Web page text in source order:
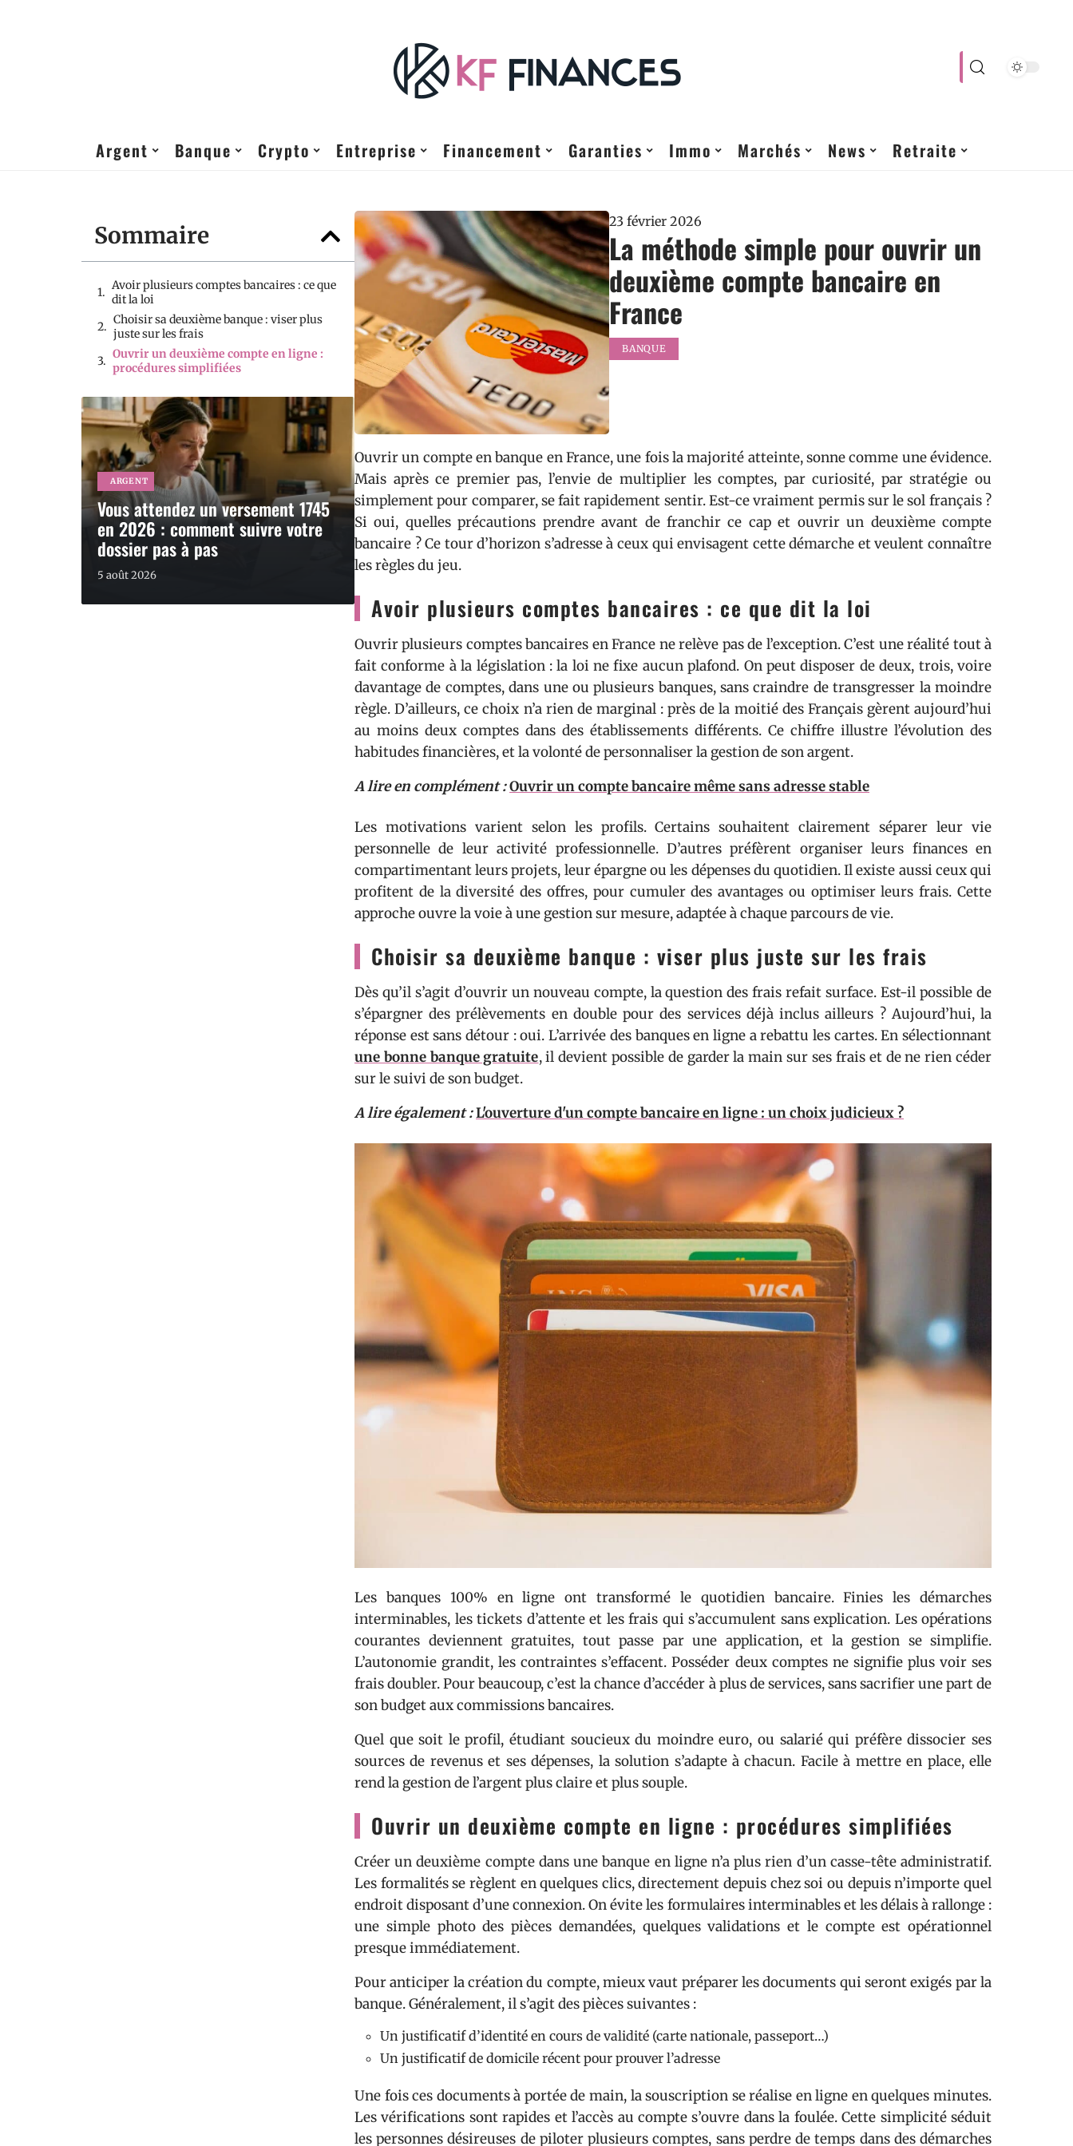
Argent Banque Crypto Entreprise Financement Garanties Immo Marchés News Retraite
Sommaire
Avoir plusieurs comptes bancaires : ce que
dit la loi
Choisir sa deuxième banque : viser plus
juste sur les frais
Ouvrir un deuxième compte en ligne :
procédures simplifiées
ARGENT
Vous attendez un versement 1745
en 2026 : comment suivre votre
dossier pas à pas
5 août 2026
23 février 2026
La méthode simple pour ouvrir un
deuxième compte bancaire en
France
BANQUE
Ouvrir un compte en banque en France, une fois la majorité atteinte, sonne comme une évidence.
Mais après ce premier pas, l’envie de multiplier les comptes, par curiosité, par stratégie ou
simplement pour comparer, se fait rapidement sentir. Est-ce vraiment permis sur le sol français ?
Si oui, quelles précautions prendre avant de franchir ce cap et ouvrir un deuxième compte
bancaire ? Ce tour d’horizon s’adresse à ceux qui envisagent cette démarche et veulent connaître
les règles du jeu.
Avoir plusieurs comptes bancaires : ce que dit la loi
Ouvrir plusieurs comptes bancaires en France ne relève pas de l’exception. C’est une réalité tout à
fait conforme à la législation : la loi ne fixe aucun plafond. On peut disposer de deux, trois, voire
davantage de comptes, dans une ou plusieurs banques, sans craindre de transgresser la moindre
règle. D’ailleurs, ce choix n’a rien de marginal : près de la moitié des Français gèrent aujourd’hui
au moins deux comptes dans des établissements différents. Ce chiffre illustre l’évolution des
habitudes financières, et la volonté de personnaliser la gestion de son argent.
A lire en complément :Ouvrir un compte bancaire même sans adresse stable
Les motivations varient selon les profils. Certains souhaitent clairement séparer leur vie
personnelle de leur activité professionnelle. D’autres préfèrent organiser leurs finances en
compartimentant leurs projets, leur épargne ou les dépenses du quotidien. Il existe aussi ceux qui
profitent de la diversité des offres, pour cumuler des avantages ou optimiser leurs frais. Cette
approche ouvre la voie à une gestion sur mesure, adaptée à chaque parcours de vie.
Choisir sa deuxième banque : viser plus juste sur les frais
Dès qu’il s’agit d’ouvrir un nouveau compte, la question des frais refait surface. Est-il possible de
s’épargner des prélèvements en double pour des services déjà inclus ailleurs ? Aujourd’hui, la
réponse est sans détour : oui. L’arrivée des banques en ligne a rebattu les cartes. En sélectionnant
une bonne banque gratuite, il devient possible de garder la main sur ses frais et de ne rien céder
sur le suivi de son budget.
A lire également :L'ouverture d'un compte bancaire en ligne : un choix judicieux ?
Les banques 100% en ligne ont transformé le quotidien bancaire. Finies les démarches
interminables, les tickets d’attente et les frais qui s’accumulent sans explication. Les opérations
courantes deviennent gratuites, tout passe par une application, et la gestion se simplifie.
L’autonomie grandit, les contraintes s’effacent. Posséder deux comptes ne signifie plus voir ses
frais doubler. Pour beaucoup, c’est la chance d’accéder à plus de services, sans sacrifier une part de
son budget aux commissions bancaires.
Quel que soit le profil, étudiant soucieux du moindre euro, ou salarié qui préfère dissocier ses
sources de revenus et ses dépenses, la solution s’adapte à chacun. Facile à mettre en place, elle
rend la gestion de l’argent plus claire et plus souple.
Ouvrir un deuxième compte en ligne : procédures simplifiées
Créer un deuxième compte dans une banque en ligne n’a plus rien d’un casse-tête administratif.
Les formalités se règlent en quelques clics, directement depuis chez soi ou depuis n’importe quel
endroit disposant d’une connexion. On évite les formulaires interminables et les délais à rallonge :
une simple photo des pièces demandées, quelques validations et le compte est opérationnel
presque immédiatement.
Pour anticiper la création du compte, mieux vaut préparer les documents qui seront exigés par la
banque. Généralement, il s’agit des pièces suivantes :
Un justificatif d’identité en cours de validité (carte nationale, passeport…)
Un justificatif de domicile récent pour prouver l’adresse
Une fois ces documents à portée de main, la souscription se réalise en ligne en quelques minutes.
Les vérifications sont rapides et l’accès au compte s’ouvre dans la foulée. Cette simplicité séduit
les personnes désireuses de piloter plusieurs comptes, sans perdre de temps dans des démarches